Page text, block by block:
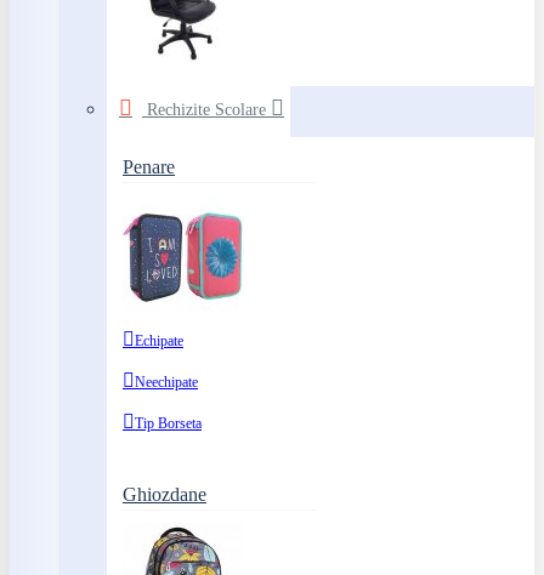
Rechizite Scolare
Penare
Echipate
Neechipate
Tip Borseta
Ghiozdane